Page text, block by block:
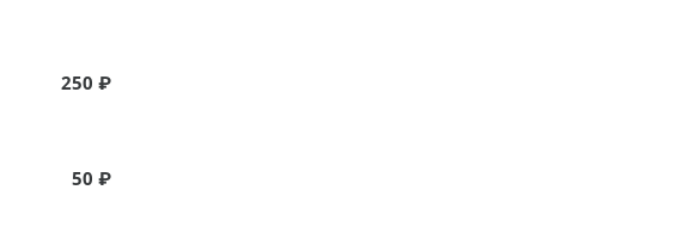
250 ₽
50 ₽